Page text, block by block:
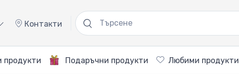
Контакти
продукти Подаръчни продукти Любими продукти